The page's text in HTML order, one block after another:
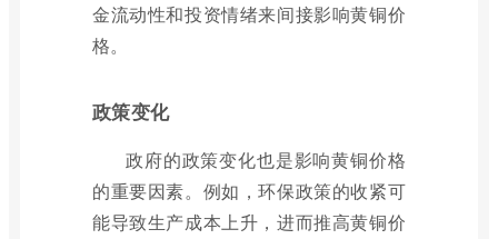
金流动性和投资情绪来间接影响黄铜价
格。
政策变化
政府的政策变化也是影响黄铜价格
的重要因素。例如，环保政策的收紧可
能导致生产成本上升，进而推高黄铜价